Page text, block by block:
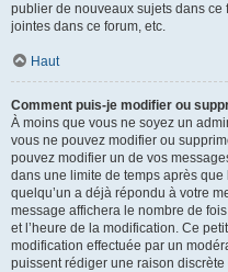
publier de nouveaux sujets dans
jointes dans ce forum, etc.
Haut
Comment puis-je modifier ou
À moins que vous ne soyez un
vous ne pouvez modifier ou
pouvez modifier un de vos
dans une limite de temps après
quelqu’un a déjà répondu à votre
message affichera le nombre de
et l’heure de la modification. Ce
modification effectuée par un
puissent rédiger une raison